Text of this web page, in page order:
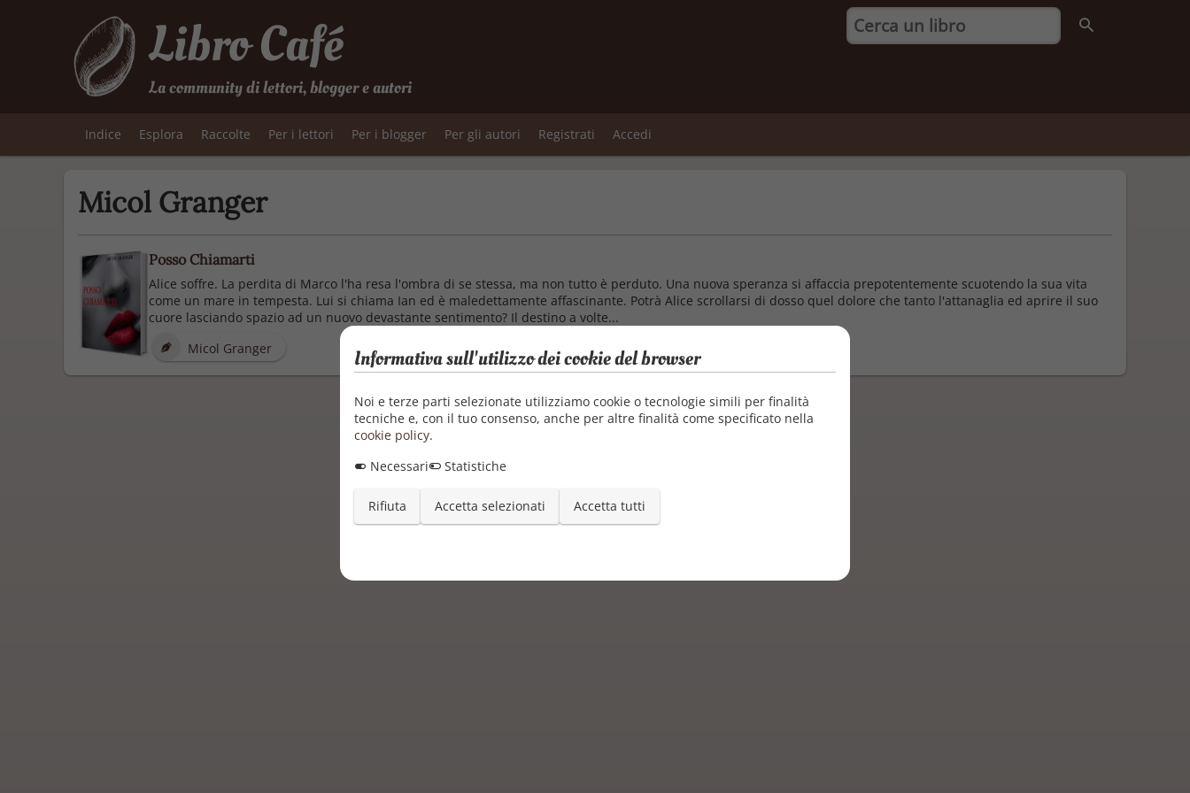
Libro Café
La community di lettori, blogger e autori
Indice Esplora Raccolte Per i lettori Per i blogger Per gli autori Registrati Accedi
Micol Granger
Posso Chiamarti
Alice soffre. La perdita di Marco l'ha resa l'ombra di se stessa, ma non tutto è perduto. Una nuova speranza si affaccia prepotentemente scuotendo la sua vita
come un mare in tempesta. Lui si chiama Ian ed è maledettamente affascinante. Potrà Alice scrollarsi di dosso quel dolore che tanto l'attanaglia ed aprire il suo
cuore lasciando spazio ad un nuovo devastante sentimento? Il destino a volte...
Micol Granger
Informativa sull'utilizzo dei cookie del browser
Noi e terze parti selezionate utilizziamo cookie o tecnologie simili per finalità
tecniche e, con il tuo consenso, anche per altre finalità come specificato nella
cookie policy.
Necessari
Statistiche
Rifiuta Accetta selezionati Accetta tutti